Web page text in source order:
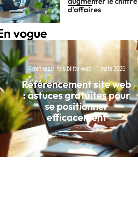
d’affaires
vogue
7 min read Visibilité web 11 mars 2026
Référencement site web
: astuces gratuites pour
se positionner
efficacement